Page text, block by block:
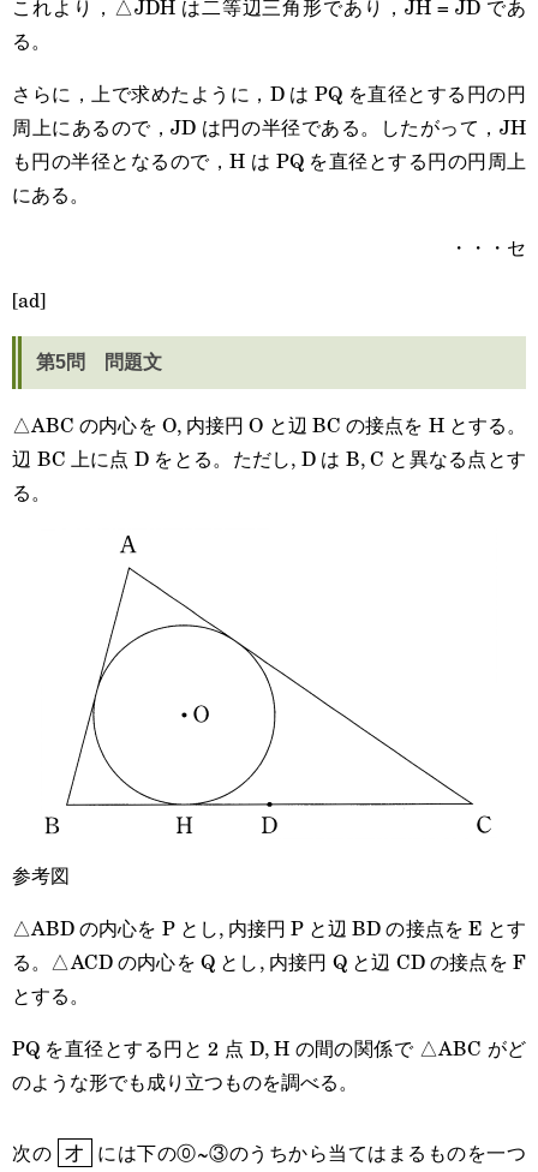
これより，△JDH は二等辺三角形であり，JH = JD であ
る。
さらに，上で求めたように，D は PQ を直径とする円の円
周上にあるので，JD は円の半径である。したがって，JH
も円の半径となるので，H は PQ を直径とする円の円周上
にある。
・・・セ
[ad]
第5問 問題文
△ABC の内心を O, 内接円 O と辺 BC の接点を H とする。
辺 BC 上に点 D をとる。ただし, D は B, C と異なる点とす
る。
参考図
△ABD の内心を P とし, 内接円 P と辺 BD の接点を E とす
る。△ACD の内心を Q とし, 内接円 Q と辺 CD の接点を F
とする。
PQ を直径とする円と 2 点 D, H の間の関係で △ABC がど
のような形でも成り立つものを調べる。
次の \boxed{\text{オ}}
オ
には下の⓪~③のうちから当てはまるものを一つ